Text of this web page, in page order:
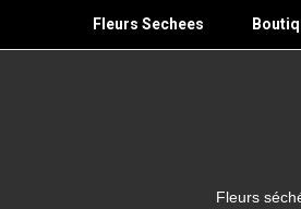
content
Fleurs Sechees
Fleurs